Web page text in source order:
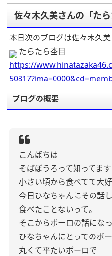
佐々木久美さんの「たら
本日次のブログは佐々木久美
たらたら杢目
https://
ブログの概要
こんばちは
そばぼうろって知ってます
小さい頃から食べてて大好
今日ひなちゃんにその話
食べたことないって。
そこからボーロの話にな
ひなちゃんにとってのボ
丸くて平たいボーロで